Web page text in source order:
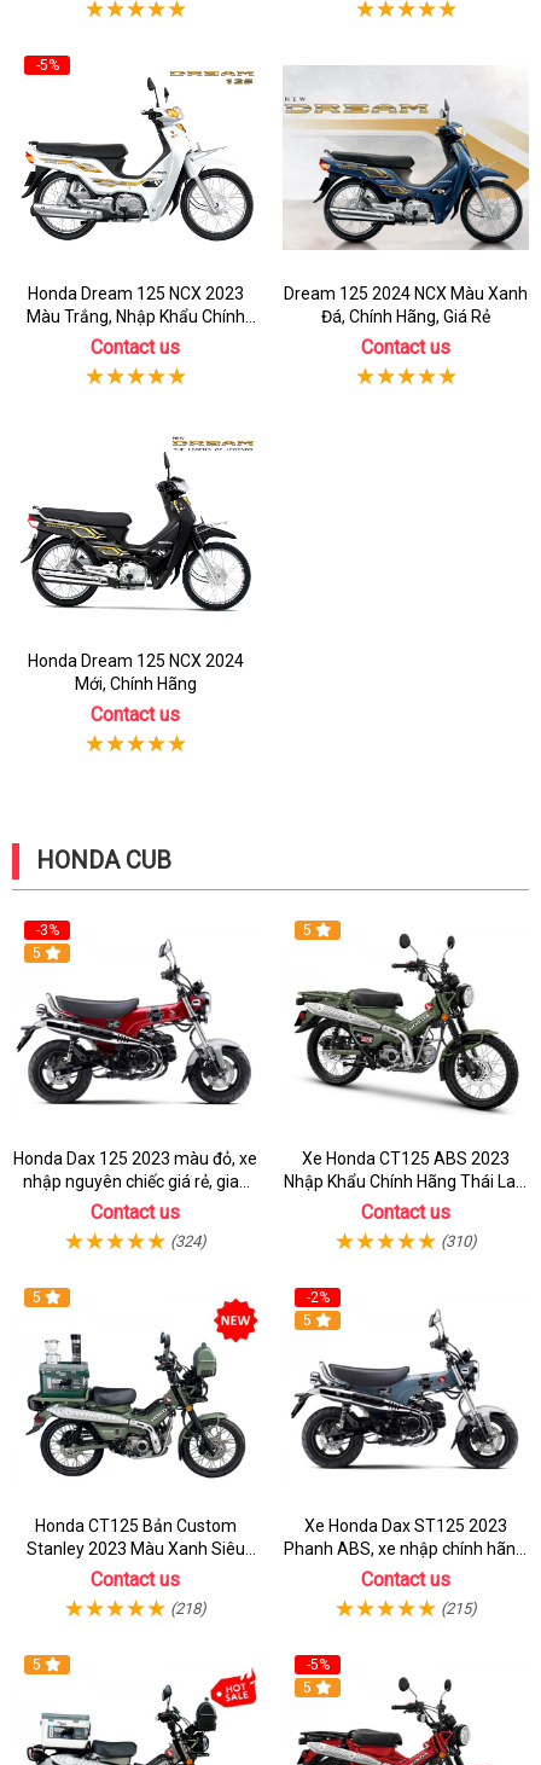
-5%
Honda Dream 125 NCX 2023
Màu Trắng, Nhập Khẩu Chính
Hãng
Contact us
Dream 125 2024 NCX Màu Xanh
Đá, Chính Hãng, Giá Rẻ
Contact us
Honda Dream 125 NCX 2024
Mới, Chính Hãng
Contact us
HONDA CUB
-3%
5
Honda Dax 125 2023 màu đỏ, xe
nhập nguyên chiếc giá rẻ, giao
hồ sơ ngay
Contact us
(324)
5
Xe Honda CT125 ABS 2023
Nhập Khẩu Chính Hãng Thái Lan,
Đủ Phụ Kiện Đồ Chơi
Contact us
(310)
5
Honda CT125 Bản Custom
Stanley 2023 Màu Xanh Siêu
Chất
Contact us
(218)
-2%
5
Xe Honda Dax ST125 2023
Phanh ABS, xe nhập chính hãng,
bán online giá rẻ
Contact us
(215)
5
-5%
5